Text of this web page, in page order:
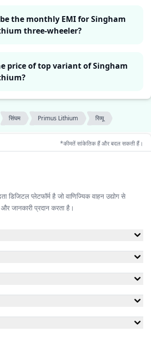
the monthly EMI for Singham
three-wheeler?
price of top variant of Singham
सिंघम Primus Lithium रिव्यू
*कीमतें सांकेतिक हैं और बदल सकती हैं।
प्लेटफॉर्म है जो वाणिज्यिक वाहन उद्योग से
जानकारी प्रदान करता है।